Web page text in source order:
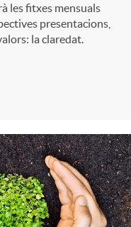
les fitxes mensuals
presentacions,
la claredat.